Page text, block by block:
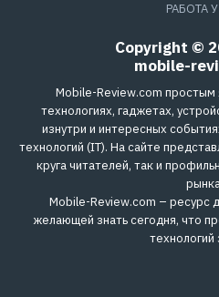
РАБОТА
Copyright ©
mobile-
Mobile-Review.com
технологиях, гаджетах,
изнутри и интересных
технологий (IT). На сайте
круга читателей, так и
Mobile-Review.com – ресурс
желающей знать сегодня, что
технологий